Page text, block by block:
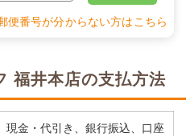
便番号が分からない方はこちら
福井本店の支払方法
現金・代引き、銀行振込、口座